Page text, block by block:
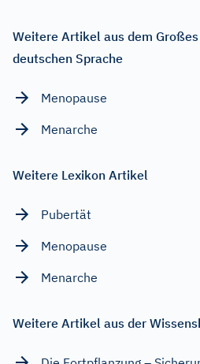
Weitere Artikel aus dem
deutschen Sprache
Menopause
Menarche
Weitere Lexikon Artikel
Pubertät
Menopause
Menarche
Weitere Artikel aus der